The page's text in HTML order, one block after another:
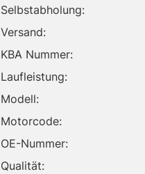
Selbstabholung:
Versand:
KBA Nummer:
Laufleistung:
Modell:
Motorcode:
OE-Nummer:
Qualität: